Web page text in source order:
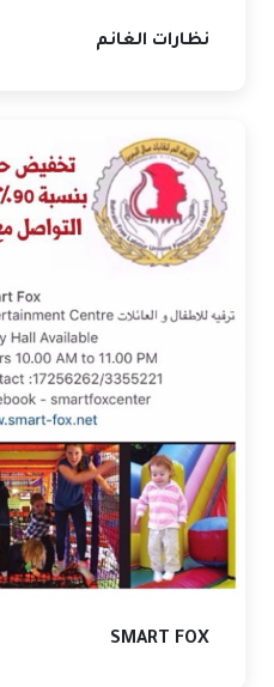
نظارات الغانم
SMART FOX